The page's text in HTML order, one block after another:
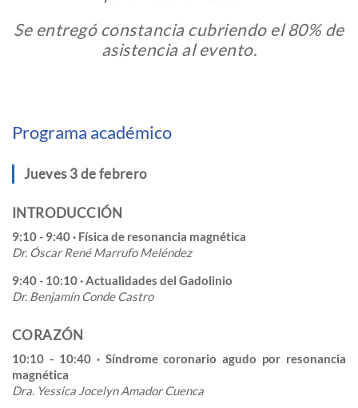
Se entregó constancia cubriendo el 80% de
asistencia al evento.
Programa académico
Jueves 3 de febrero
INTRODUCCIÓN
9:10 - 9:40 · Física de resonancia magnética
Dr. Óscar René Marrufo Meléndez
9:40 - 10:10 · Actualidades del Gadolinio
Dr. Benjamín Conde Castro
CORAZÓN
10:10 - 10:40 · Síndrome coronario agudo por resonancia
magnética
Dra. Yessica Jocelyn Amador Cuenca